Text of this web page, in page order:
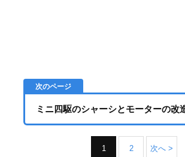
ミニ四駆のシャーシとモーターの改
1 2 次へ >